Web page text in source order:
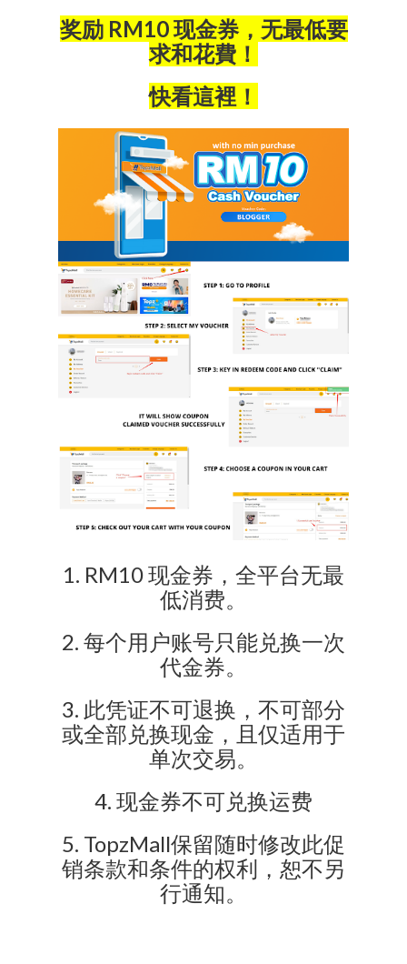
奖励 RM10 现金券，无最低要
求和花費！
快看這裡！
1. RM10 现金券，全平台无最
低消费。
2. 每个用户账号只能兑换一次
代金券。
3. 此凭证不可退换，不可部分
或全部兑换现金，且仅适用于
单次交易。
4. 现金券不可兑换运费
5. TopzMall保留随时修改此促
销条款和条件的权利，恕不另
行通知。